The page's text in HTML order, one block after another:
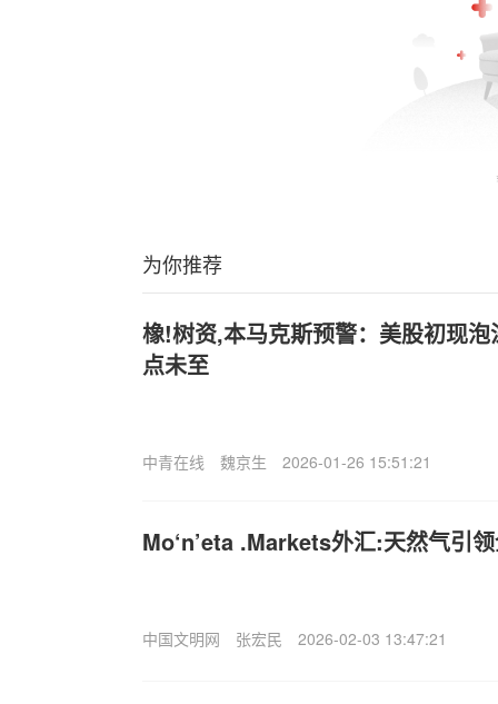
为你推荐
橡!树资,本马克斯预警：美股初现
点未至
中青在线 魏京生 2026-01-26 15:51:21
Mo‘n’eta .Markets外汇:天然气引
中国文明网 张宏民 2026-02-03 13:47:21